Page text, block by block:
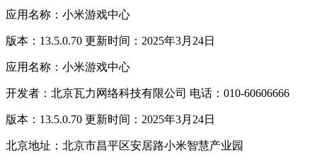
应用名称：小米游戏中心
版本：13.5.0.70 更新时间：2025年3月24日
应用名称：小米游戏中心
开发者：北京瓦力网络科技有限公司 电话：010-60606666
版本：13.5.0.70 更新时间：2025年3月24日
北京地址：北京市昌平区安居路小米智慧产业园